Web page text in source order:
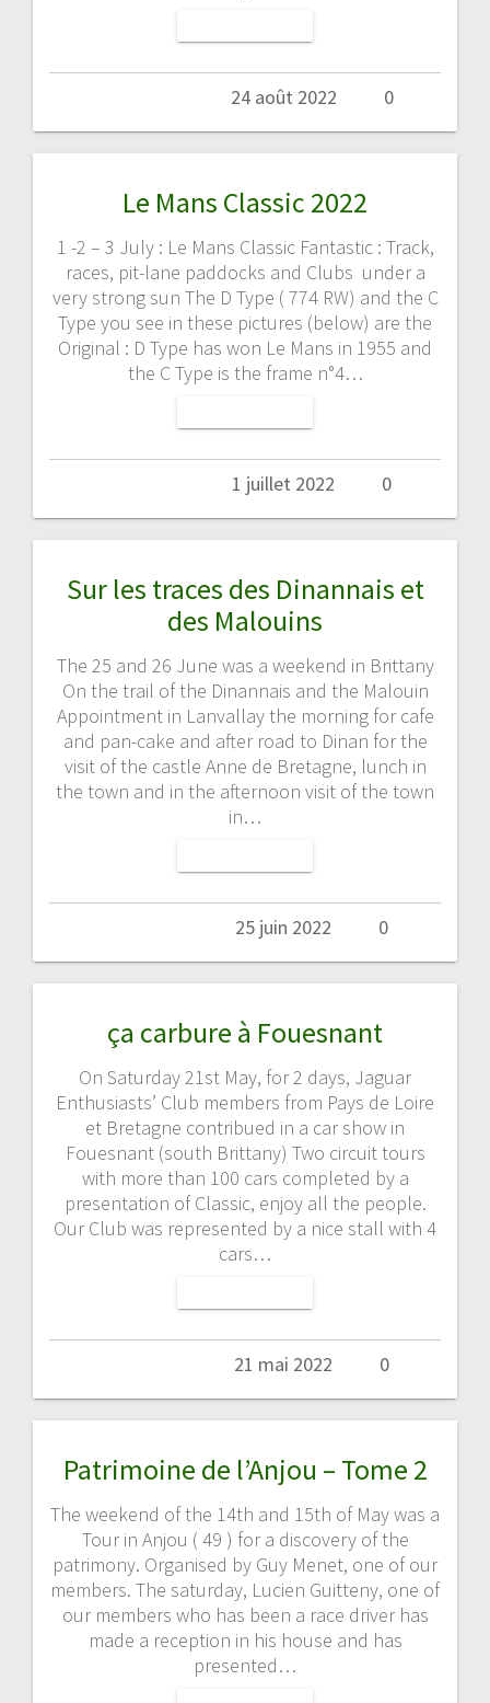
24 août 2022 0
Le Mans Classic 2022
1 -2 – 3 July : Le Mans Classic Fantastic : Track,
races, pit-lane paddocks and Clubs under a
very strong sun The D Type ( 774 RW) and the C
Type you see in these pictures (below) are the
Original : D Type has won Le Mans in 1955 and
the C Type is the frame n°4…
1 juillet 2022 0
Sur les traces des Dinannais et
des Malouins
The 25 and 26 June was a weekend in Brittany
On the trail of the Dinannais and the Malouin
Appointment in Lanvallay the morning for cafe
and pan-cake and after road to Dinan for the
visit of the castle Anne de Bretagne, lunch in
the town and in the afternoon visit of the town
in…
25 juin 2022 0
ça carbure à Fouesnant
On Saturday 21st May, for 2 days, Jaguar
Enthusiasts’ Club members from Pays de Loire
et Bretagne contribued in a car show in
Fouesnant (south Brittany) Two circuit tours
with more than 100 cars completed by a
presentation of Classic, enjoy all the people.
Our Club was represented by a nice stall with 4
cars…
21 mai 2022 0
Patrimoine de l’Anjou – Tome 2
The weekend of the 14th and 15th of May was a
Tour in Anjou ( 49 ) for a discovery of the
patrimony. Organised by Guy Menet, one of our
members. The saturday, Lucien Guitteny, one of
our members who has been a race driver has
made a reception in his house and has
presented…